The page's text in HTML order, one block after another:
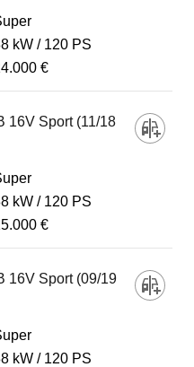
kW
120 PS
€
16V Sport (11/18
kW
120 PS
€
16V Sport (09/19
kW
120 PS